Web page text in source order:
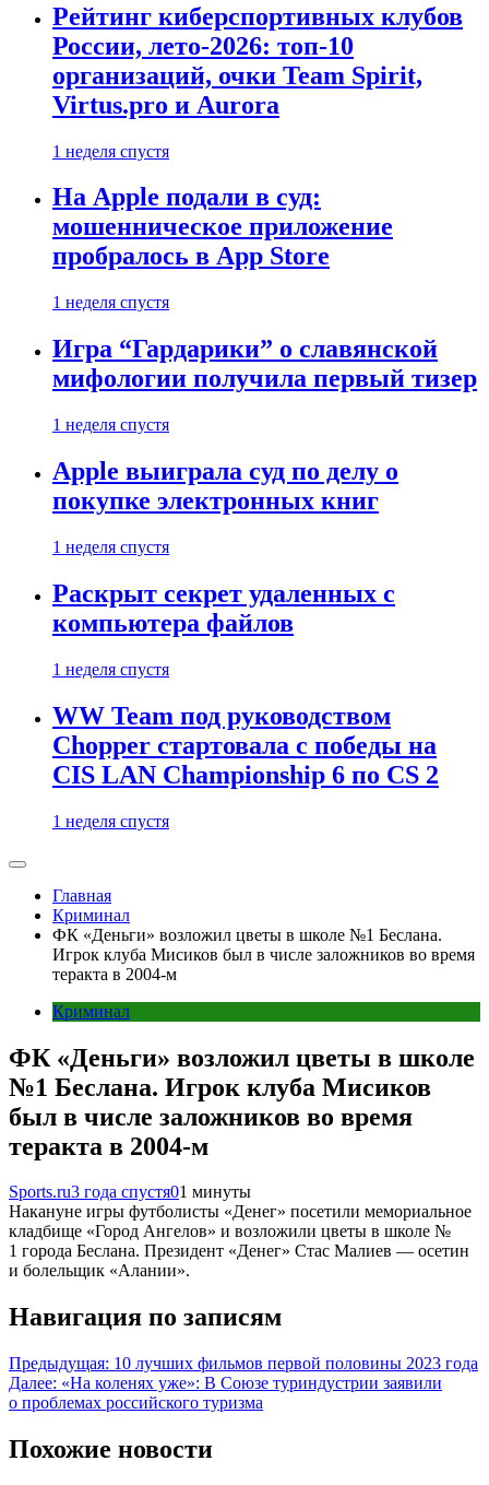
Рейтинг киберспортивных клубов
России, лето-2026: топ-10
организаций, очки Team Spirit,
Virtus.pro и Aurora
1 неделя спустя
На Apple подали в суд:
мошенническое приложение
пробралось в App Store
1 неделя спустя
Игра “Гардарики” о славянской
мифологии получила первый тизер
1 неделя спустя
Apple выиграла суд по делу о
покупке электронных книг
1 неделя спустя
Раскрыт секрет удаленных с
компьютера файлов
1 неделя спустя
WW Team под руководством
Chopper стартовала с победы на
CIS LAN Championship 6 по CS 2
1 неделя спустя
Главная
Криминал
ФК «Деньги» возложил цветы в школе №1 Беслана.
Игрок клуба Мисиков был в числе заложников во время
теракта в 2004-м
Криминал
ФК «Деньги» возложил цветы в школе
№1 Беслана. Игрок клуба Мисиков
был в числе заложников во время
теракта в 2004-м
Sports.ru3 года спустя01 минуты
Накануне игры футболисты «Денег» посетили мемориальное
кладбище «Город Ангелов» и возложили цветы в школе №
1 города Беслана. Президент «Денег» Стас Малиев — осетин
и болельщик «Алании».
Навигация по записям
Предыдущая: 10 лучших фильмов первой половины 2023 года
Далее: «На коленях уже»: В Союзе туриндустрии заявили
о проблемах российского туризма
Похожие новости